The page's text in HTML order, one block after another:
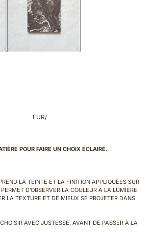
EUR/
POUR FAIRE UN CHOIX ÉCLAIRÉ.
LA TEINTE ET LA FINITION APPLIQUÉES SUR
D’OBSERVER LA COULEUR À LA LUMIÈRE
LA TEXTURE ET DE MIEUX SE PROJETER DANS
AVEC JUSTESSE, AVANT DE PASSER À LA